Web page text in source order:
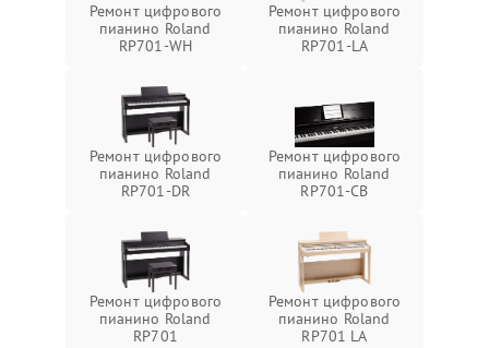
Ремонт цифрового
пианино Roland
RP701-WH
Ремонт цифрового
пианино Roland
RP701-LA
Ремонт цифрового
пианино Roland
RP701-DR
Ремонт цифрового
пианино Roland
RP701-CB
Ремонт цифрового
пианино Roland
RP701
Ремонт цифрового
пианино Roland
RP701 LA